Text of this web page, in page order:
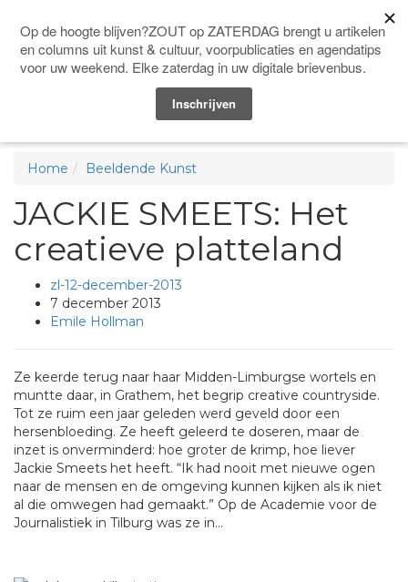
Home Beeldende Kunst
JACKIE SMEETS: Het
creatieve platteland
zl-12-december-2013
7 december 2013
Emile Hollman
Ze keerde terug naar haar Midden-Limburgse wortels en
muntte daar, in Grathem, het begrip creative countryside.
Tot ze ruim een jaar geleden werd geveld door een
hersenbloeding. Ze heeft geleerd te doseren, maar de
inzet is onverminderd: hoe groter de krimp, hoe liever
Jackie Smeets het heeft. “Ik had nooit met nieuwe ogen
naar de mensen en de omgeving kunnen kijken als ik niet
al die omwegen had gemaakt.” Op de Academie voor de
Journalistiek in Tilburg was ze in...